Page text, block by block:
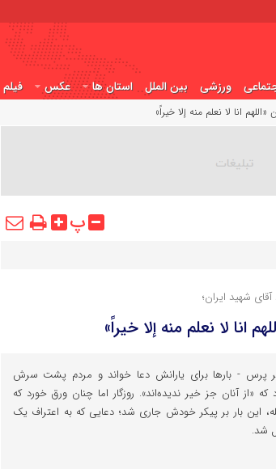
ورزشی بین الملل استان ها عکس فیلم
انا لا نعلم منه إلا خیراً»
پ
آقای شهید ایران؛
انا لا نعلم منه إلا خیراً»
- بارها برای یارانش دعا خواند و مردم پشت سرش
که «از آنان جز خیر ندیده‌اند». روزگار اما چنان ورق خورد که
این بار بر پیکر خودش جاری شد؛ دعایی که به اعتراف یک
شد.